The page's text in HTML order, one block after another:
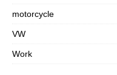
motorcycle
VW
Work